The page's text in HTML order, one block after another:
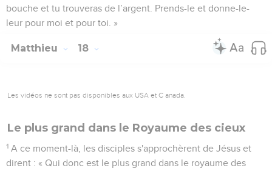
bouche et tu trouveras de l’argent. Prends-le et donne-le-
leur pour moi et pour toi. »
Matthieu 18
Les vidéos ne sont pas disponibles aux USA et C anada.
Le plus grand dans le Royaume des cieux
1 A ce moment-là, les disciples s'approchèrent de Jésus et
dirent : « Qui donc est le plus grand dans le royaume des